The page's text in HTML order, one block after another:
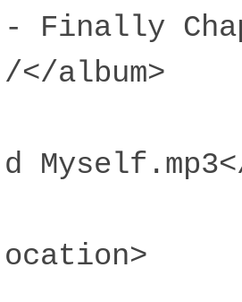
- Finally
/</album>
d
ocation>